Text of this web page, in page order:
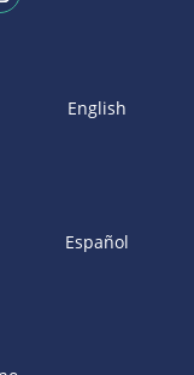
English
Español